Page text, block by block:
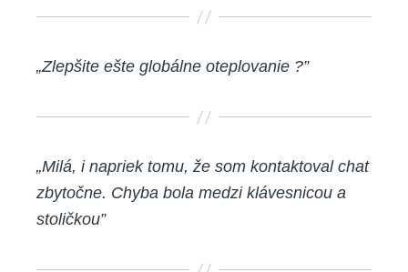
„Zlepšite ešte globálne oteplovanie ?”
„Milá, i napriek tomu, že som kontaktoval chat
zbytočne. Chyba bola medzi klávesnicou a
stoličkou”